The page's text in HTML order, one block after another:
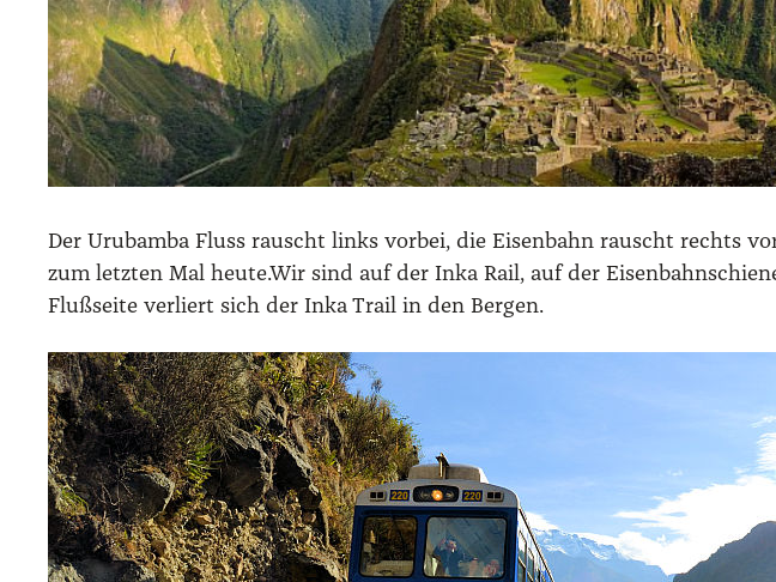
Der Uru­bam­ba Fluss rauscht links vor­bei, die Eisen­bahn rauscht rechts
zum letz­ten Mal heute.Wir sind auf der Inka Rail, auf der
Fluß­sei­te ver­liert sich der Inka Trail in den Ber­gen.